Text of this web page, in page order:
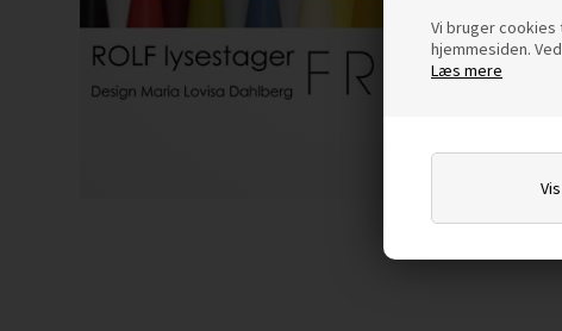
Vi bruger
hjemmesiden.
Læs mere